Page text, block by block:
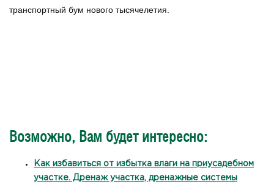
транспортный бум нового тысячелетия.
Возможно, Вам будет интересно:
Как избавиться от избытка влаги на приусадебном
участке. Дренаж участка, дренажные системы